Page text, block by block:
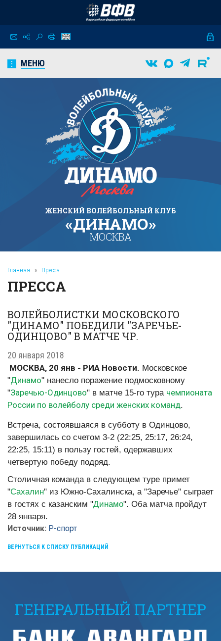
МЕНЮ
ЖЕНСКИЙ ВОЛЕЙБОЛЬНЫЙ КЛУБ
«ДИНАМО»
МОСКВА
Главная » Пресса
ПРЕССА
ВОЛЕЙБОЛИСТКИ МОСКОВСКОГО
"ДИНАМО" ПОБЕДИЛИ "ЗАРЕЧЬЕ-
ОДИНЦОВО" В МАТЧЕ ЧР.
20 января 2018
МОСКВА, 20 янв - РИА Новости. Московское
"Динамо" нанесло поражение подмосковному
"Заречью-Одинцово" в матче 15-го тура чемпионата
России по волейболу среди женских команд.
Встреча, состоявшаяся в субботу в Одинцово,
завершилась со счетом 3-2 (22:25, 25:17, 26:24,
22:25, 15:11) в пользу гостей, одержавших
четвертую победу подряд.
Столичная команда в следующем туре примет
"Сахалин" из Южно-Сахалинска, а "Заречье" сыграет
в гостях с казанским "Динамо". Оба матча пройдут
28 января.
Источник: Р-спорт
ВЕРНУТЬСЯ К СПИСКУ ПУБЛИКАЦИЙ
ГЕНЕРАЛЬНЫЙ ПАРТНЕР